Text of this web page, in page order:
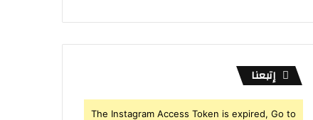
إتبعنا
The Instagram Access Token is expired, Go to